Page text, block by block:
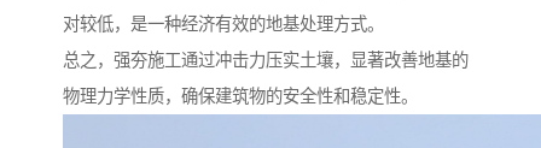
对较低，是一种经济有效的地基处理方式。
总之，强夯施工通过冲击力压实土壤，显著改善地基的
物理力学性质，确保建筑物的安全性和稳定性。